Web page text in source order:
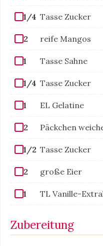
1/4 Tasse Zucker
2 reife Mangos
1 Tasse Sahne
1/4 Tasse Zucker
1 EL Gelatine
2 Päckchen
1/2 Tasse Zucker
2 große Eier
1 TL Vanille-
Zubereitung